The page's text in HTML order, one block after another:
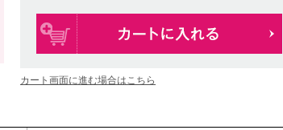
カート画面に進む場合はこちら